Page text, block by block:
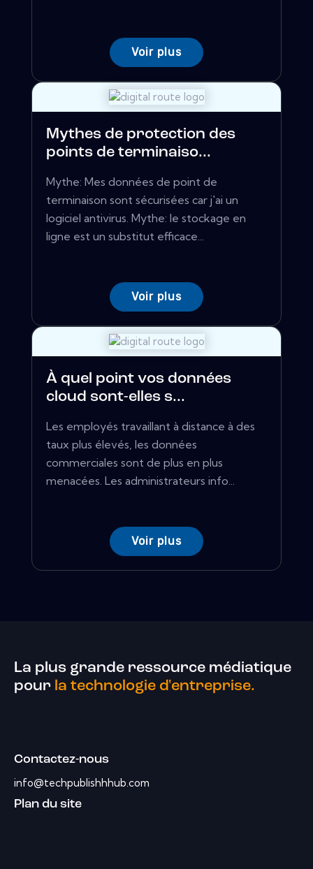
Voir plus
Mythes de protection des
points de terminaiso...
Mythe: Mes données de point de
terminaison sont sécurisées car j'ai un
logiciel antivirus. Mythe: le stockage en
ligne est un substitut efficace...
Voir plus
À quel point vos données
cloud sont-elles s...
Les employés travaillant à distance à des
taux plus élevés, les données
commerciales sont de plus en plus
menacées. Les administrateurs info...
Voir plus
La plus grande ressource médiatique
pour la technologie d'entreprise.
Contactez-nous
info@techpublishhhub.com
Plan du site